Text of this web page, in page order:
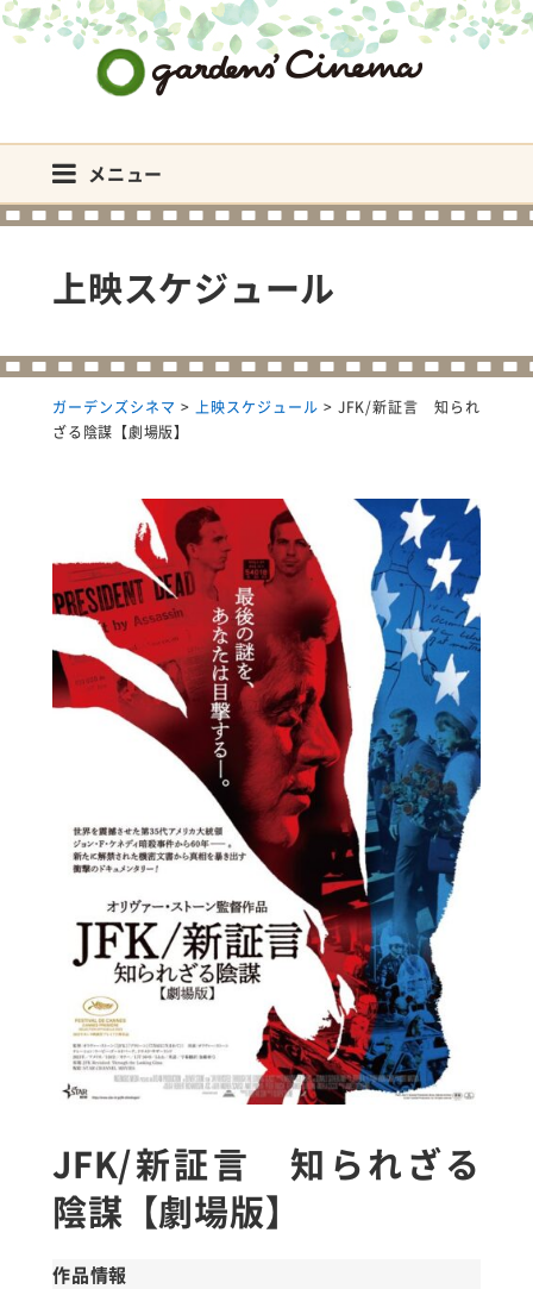
メニュー
上映スケジュール
ガーデンズシネマ > 上映スケジュール > JFK/新証言 知られ
ざる陰謀【劇場版】
JFK/新証言 知られざる
陰謀【劇場版】
作品情報